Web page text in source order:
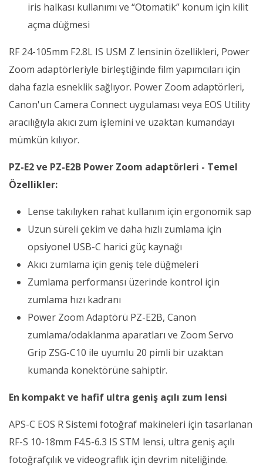
iris halkası kullanımı ve “Otomatik” konum için kilit
açma düğmesi
RF 24-105mm F2.8L IS USM Z lensinin özellikleri, Power
Zoom adaptörleriyle birleştiğinde film yapımcıları için
daha fazla esneklik sağlıyor. Power Zoom adaptörleri,
Canon'un Camera Connect uygulaması veya EOS Utility
aracılığıyla akıcı zum işlemini ve uzaktan kumandayı
mümkün kılıyor.
PZ-E2 ve PZ-E2B Power Zoom adaptörleri - Temel
Özellikler:
Lense takılıyken rahat kullanım için ergonomik sap
Uzun süreli çekim ve daha hızlı zumlama için
opsiyonel USB-C harici güç kaynağı
Akıcı zumlama için geniş tele düğmeleri
Zumlama performansı üzerinde kontrol için
zumlama hızı kadranı
Power Zoom Adaptörü PZ-E2B, Canon
zumlama/odaklanma aparatları ve Zoom Servo
Grip ZSG-C10 ile uyumlu 20 pimli bir uzaktan
kumanda konektörüne sahiptir.
En kompakt ve hafif ultra geniş açılı zum lensi
APS-C EOS R Sistemi fotoğraf makineleri için tasarlanan
RF-S 10-18mm F4.5-6.3 IS STM lensi, ultra geniş açılı
fotoğrafçılık ve videograflık için devrim niteliğinde.